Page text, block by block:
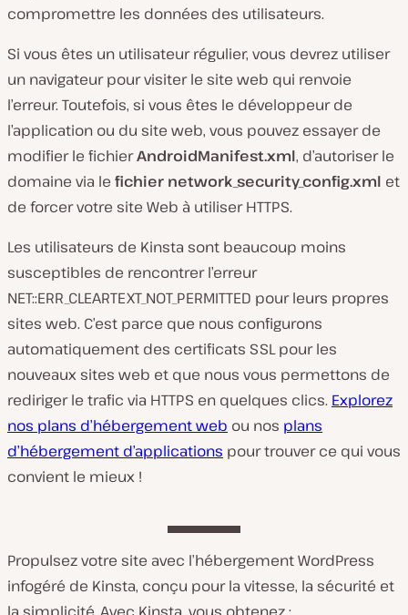
compromettre les données des utilisateurs.
Si vous êtes un utilisateur régulier, vous devrez utiliser
un navigateur pour visiter le site web qui renvoie
l’erreur. Toutefois, si vous êtes le développeur de
l’application ou du site web, vous pouvez essayer de
modifier le fichierAndroidManifest.xml, d’autoriser le
domaine via le fichier network_security_config.xml et
de forcer votre site Web à utiliser HTTPS.
Les utilisateurs de Kinsta sont beaucoup moins
susceptibles de rencontrer l’erreur
NET::ERR_CLEARTEXT_NOT_PERMITTED pour leurs propres
sites web. C’est parce que nous configurons
automatiquement des certificats SSL pour les
nouveaux sites web et que nous vous permettons de
rediriger le trafic via HTTPS en quelques clics. Explorez
nos plans d’hébergement web ou nos plans
d’hébergement d’applications pour trouver ce qui vous
convient le mieux !
Propulsez votre site avec l’hébergement WordPress
infogéré de Kinsta, conçu pour la vitesse, la sécurité et